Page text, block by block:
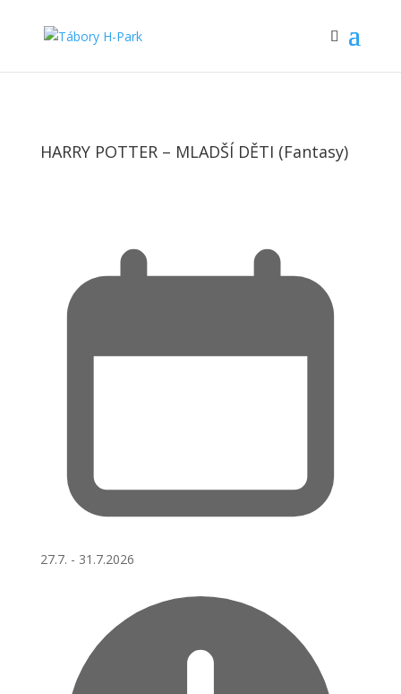
HARRY POTTER – MLADŠÍ DĚTI (Fantasy)
27.7. - 31.7.2026